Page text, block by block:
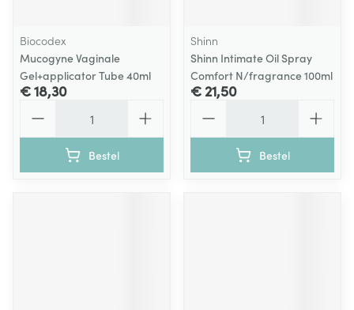
Biocodex
Mucogyne Vaginale
Gel+applicator Tube 40ml
€ 18,30
Bestel
Shinn
Shinn Intimate Oil Spray
Comfort N/fragrance 100ml
€ 21,50
Bestel